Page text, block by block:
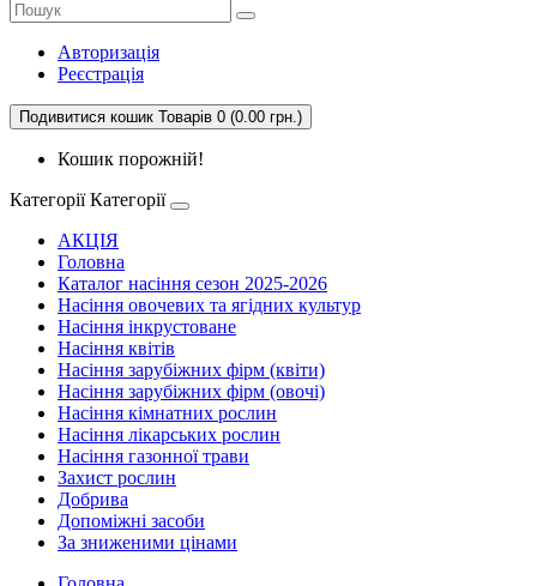
Авторизація
Реєстрація
Подивитися кошик Товарів 0 (0.00 грн.)
Кошик порожній!
Категорії Категорії
АКЦІЯ
Головна
Каталог насіння сезон 2025-2026
Насіння овочевих та ягідних культур
Насіння інкрустоване
Насіння квітів
Насіння зарубіжних фірм (квіти)
Насіння зарубіжних фірм (овочі)
Насіння кімнатних рослин
Насіння лікарських рослин
Насіння газонної трави
Захист рослин
Добрива
Допоміжні засоби
За зниженими цінами